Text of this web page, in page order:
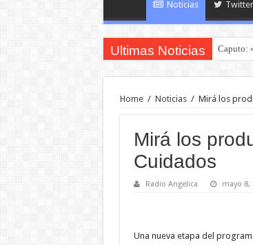
Noticias Twitter
Ultimas Noticias Caputo:
Home / Noticias / Mirá los
Mirá los
Cuidados
Radio Angelica mayo 8,
Una nueva etapa del